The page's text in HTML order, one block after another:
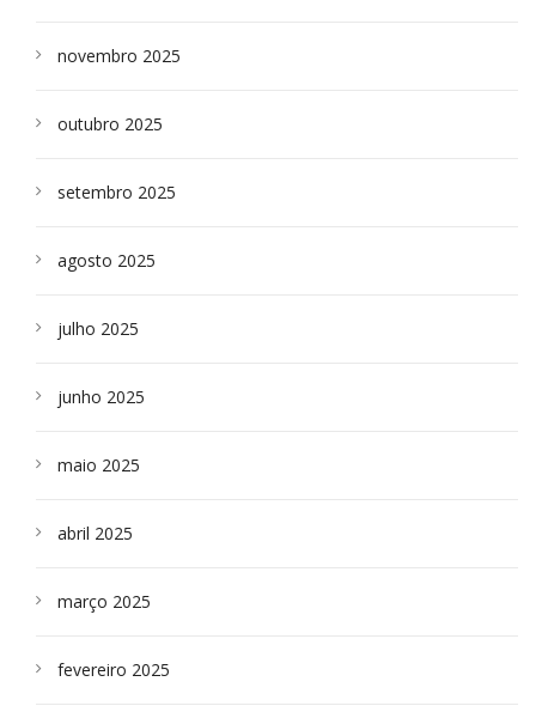
novembro 2025
outubro 2025
setembro 2025
agosto 2025
julho 2025
junho 2025
maio 2025
abril 2025
março 2025
fevereiro 2025